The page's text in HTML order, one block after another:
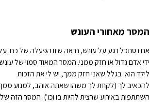
המסר מאחורי העונש
אם נסתכל רגע על עונש, נראה שזו הפעלה של כח.
ידי אדם גדול או חזק ממני. המסר המאוד סמוי של
לילד הוא: בגלל שאני חזק ממך, יש לי את הזכות
להכאיב לך (לקחת לך משהו שאתה אוהב, למנוע
השתתפות באירוע שרצית להיות בו וכו'). המסר הזה של